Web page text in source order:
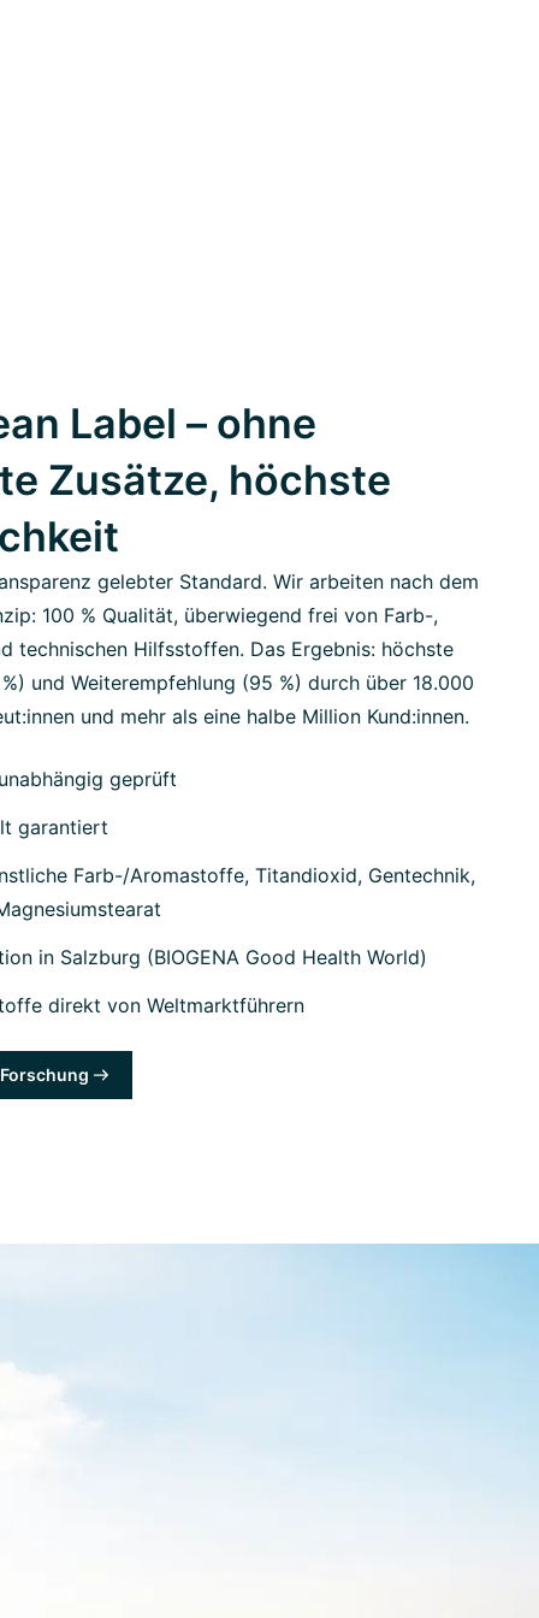
Label – ohne
Zusätze, höchste
gelebter Standard. Wir arbeiten nach dem
100 % Qualität, überwiegend frei von Farb-,
technischen Hilfsstoffen. Das Ergebnis: höchste
und Weiterempfehlung (95 %) durch über 18.000
und mehr als eine halbe Million Kund:innen.
geprüft
garantiert
Farb-/Aromastoffe, Titandioxid, Gentechnik,
in Salzburg (BIOGENA Good Health World)
direkt von Weltmarktführern